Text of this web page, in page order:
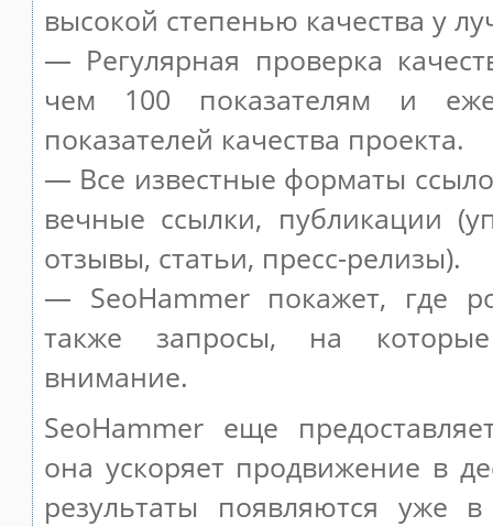
высокой степенью качества у
— Регулярная проверка
чем 100 показателям и
показателей качества проекта.
— Все известные форматы
вечные ссылки, публикации
отзывы, статьи, пресс-релизы).
— SeoHammer покажет, где
также запросы, на
внимание.
SeoHammer еще
она ускоряет продвижение в
результаты появляются уже